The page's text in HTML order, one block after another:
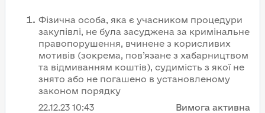
Фізична особа, яка є учасником процедури
закупівлі, не була засуджена за кримінальне
правопорушення, вчинене з корисливих
мотивів (зокрема, пов’язане з хабарництвом
та відмиванням коштів), судимість з якої не
знято або не погашено в установленому
законом порядку
22.12.23 10:43
Вимога активна